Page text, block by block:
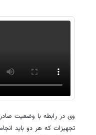
وی در رابطه با وضعیت
تجهیزات که هر دو باید